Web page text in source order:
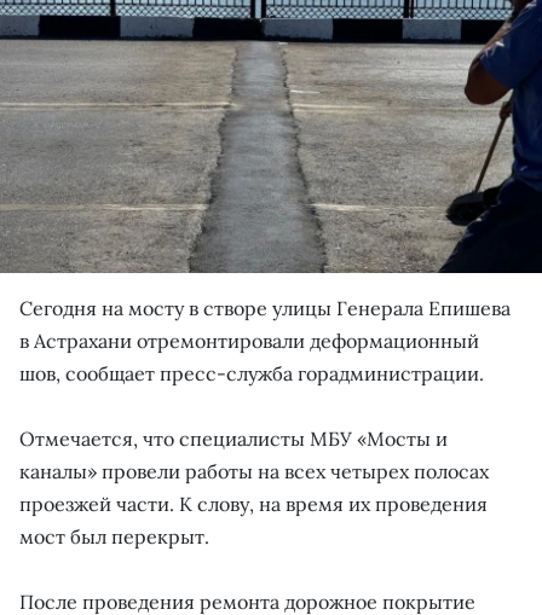
Сегодня на мосту в створе улицы Генерала Епишева
в Астрахани отремонтировали деформационный
шов, сообщает пресс-служба горадминистрации.
Отмечается, что специалисты МБУ «Мосты и
каналы» провели работы на всех четырех полосах
проезжей части. К слову, на время их проведения
мост был перекрыт.
После проведения ремонта дорожное покрытие